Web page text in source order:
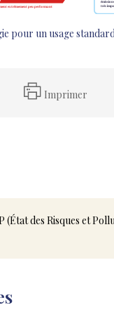
pour un usage
Imprimer
(État des Risques et